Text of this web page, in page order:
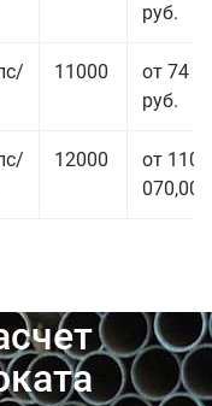
руб.
11000
от 74
руб.
12000
от 110
070,00